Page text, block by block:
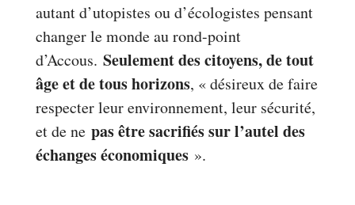
autant d’utopistes ou d’écologistes pensant
changer le monde au rond-point
d’Accous. Seulement des citoyens, de tout
âge et de tous horizons, « désireux de faire
respecter leur environnement, leur sécurité,
et de ne pas être sacrifiés sur l’autel des
échanges économiques ».